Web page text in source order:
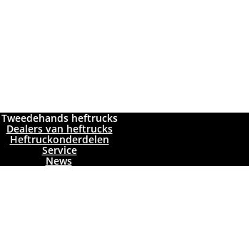
Tweedehands heftrucks
Dealers van heftrucks
Heftruckonderdelen
Service
News